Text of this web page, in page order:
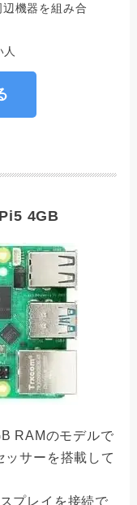
機器を組み合
4GB
RAMのモデルで
サーを搭載して
プレイを接続で